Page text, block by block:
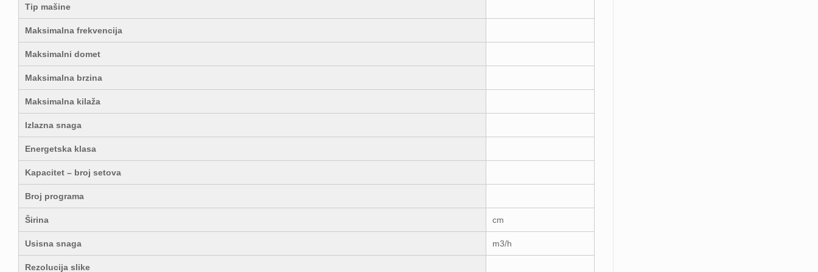
Tip mašine
Maksimalna frekvencija
Maksimalni domet
Maksimalna brzina
Maksimalna kilaža
Izlazna snaga
Energetska klasa
Kapacitet – broj setova
Broj programa
Širina cm
Usisna snaga m3/h
Rezolucija slike